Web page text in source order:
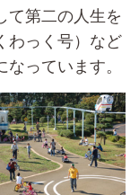
て第二の人生を
わっく号）など
っています。